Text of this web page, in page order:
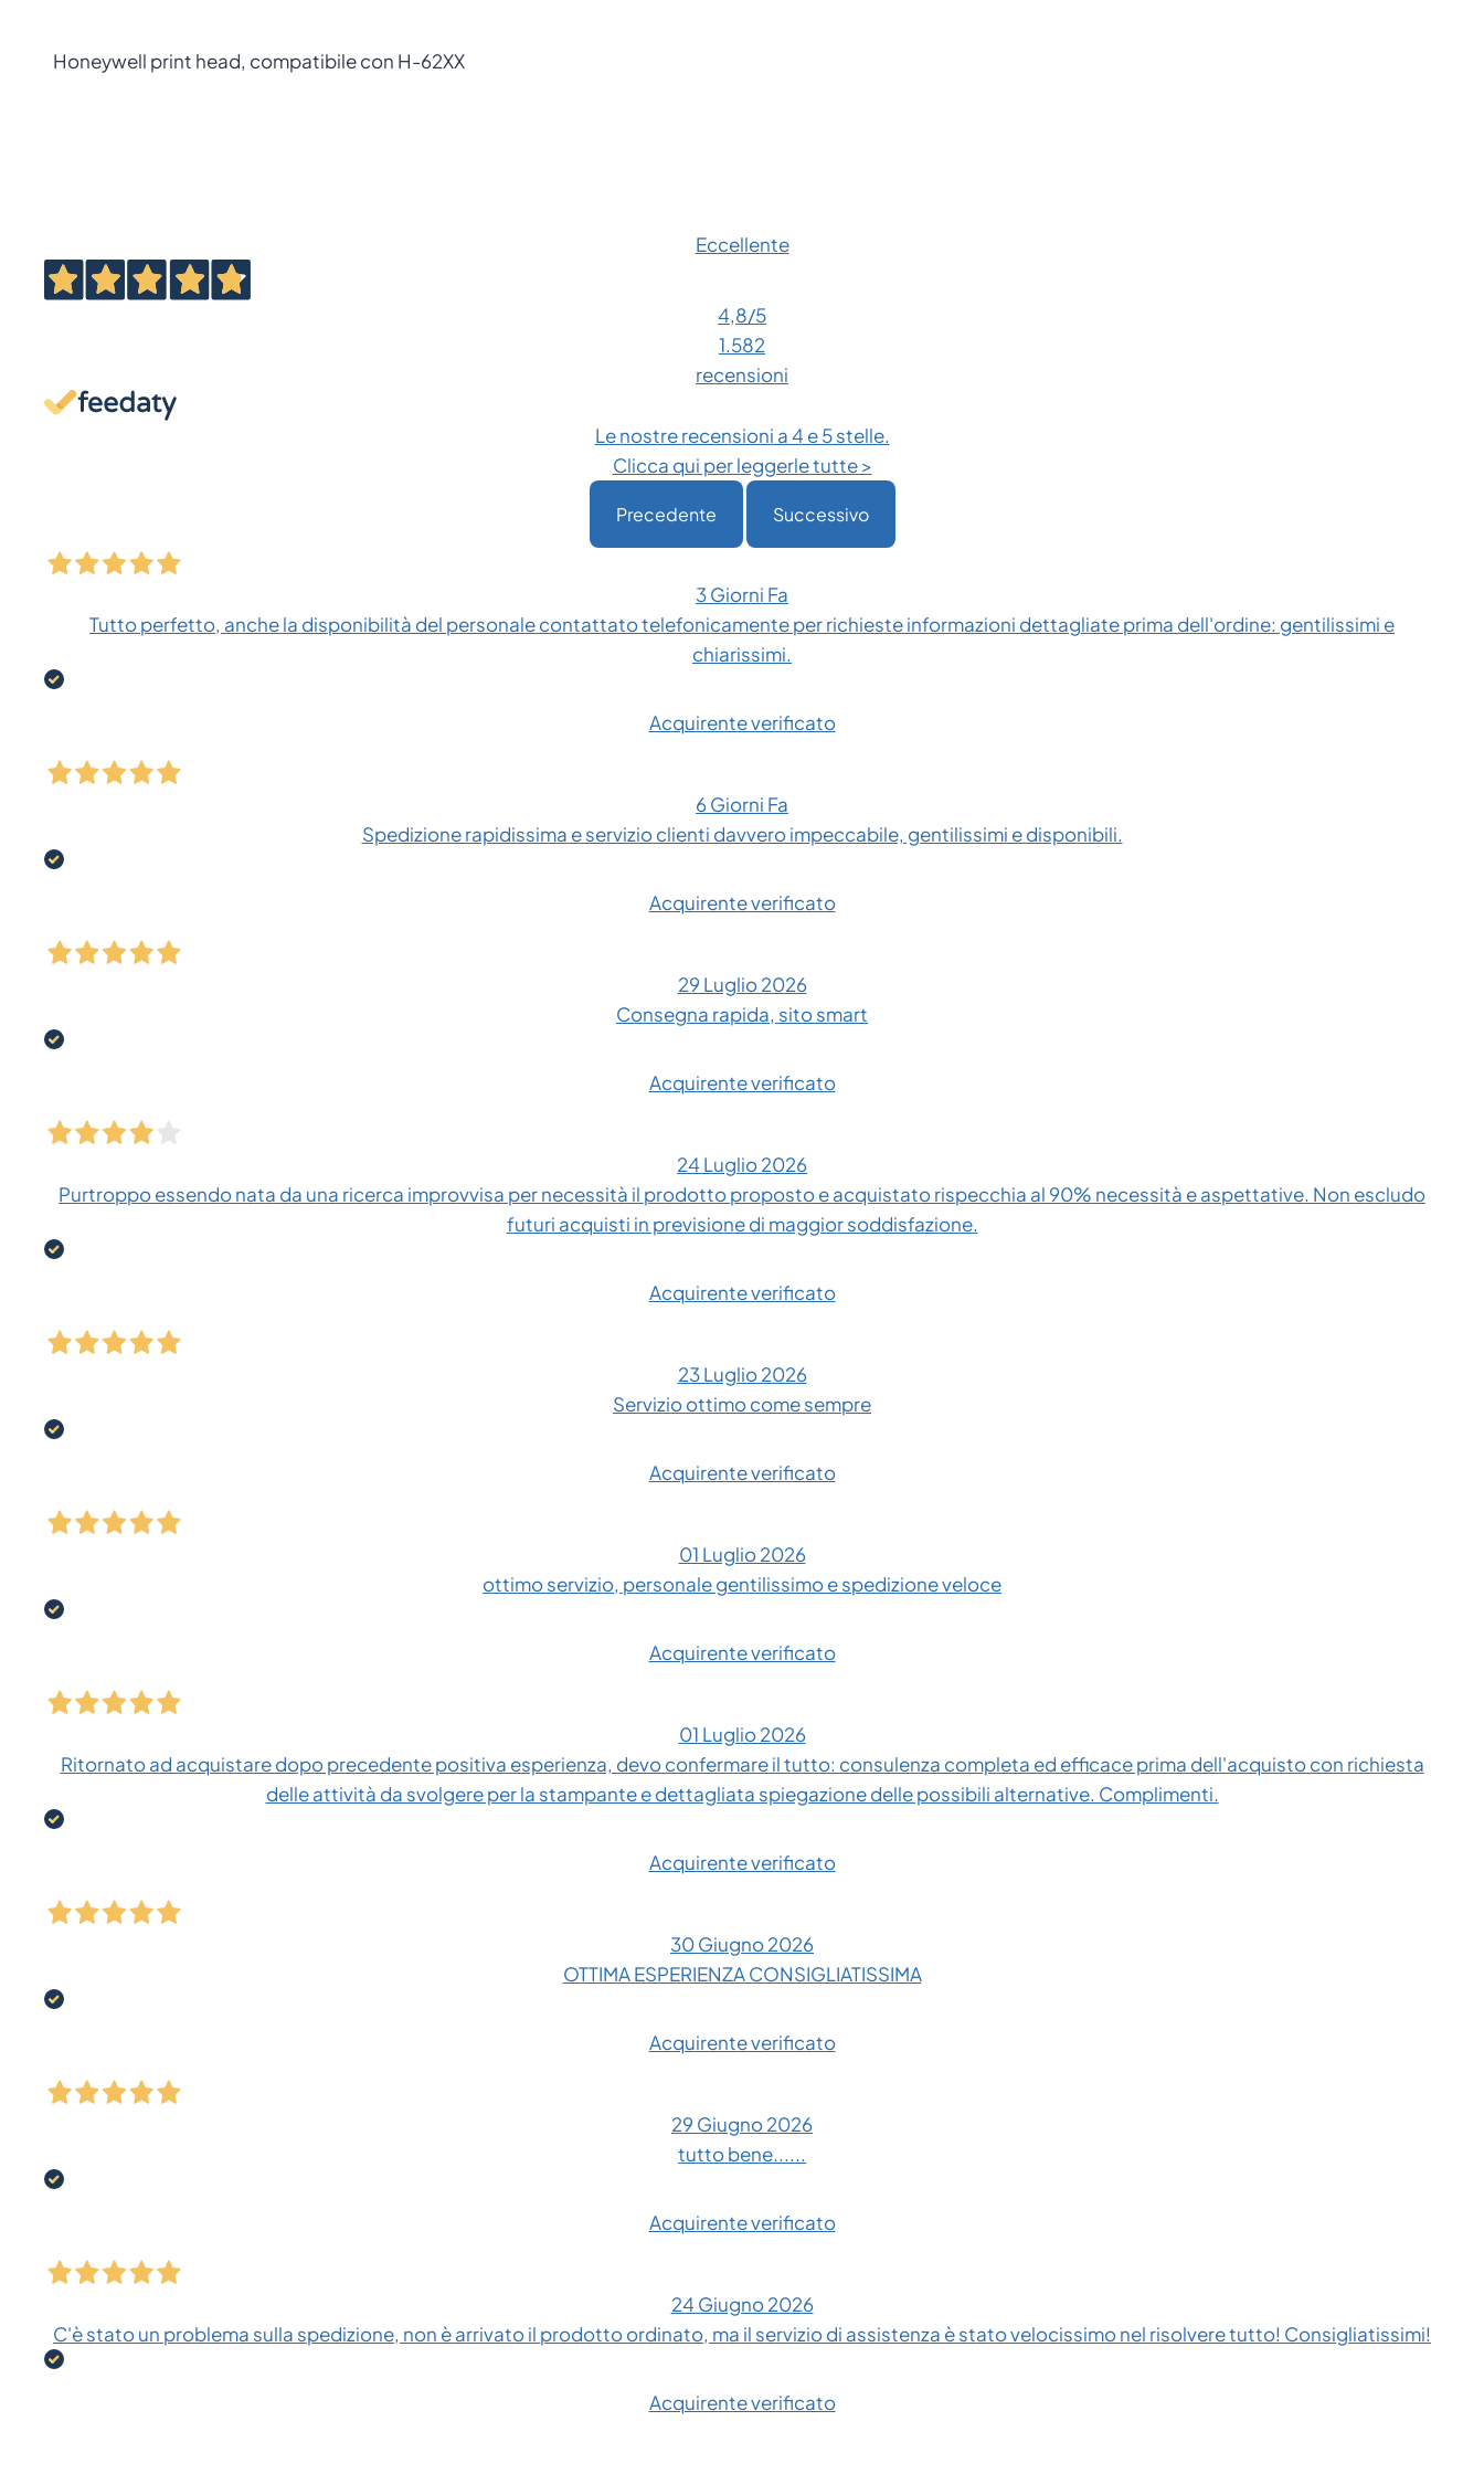
Honeywell print head, compatibile con H-62XX
Eccellente
4,8/5
1.582
recensioni
Le nostre recensioni a 4 e 5 stelle.
Clicca qui per leggerle tutte >
Precedente Successivo
3 Giorni Fa
Tutto perfetto, anche la disponibilità del personale contattato telefonicamente per richieste informazioni dettagliate prima dell'ordine: gentilissimi e
chiarissimi.
Acquirente verificato
6 Giorni Fa
Spedizione rapidissima e servizio clienti davvero impeccabile, gentilissimi e disponibili.
Acquirente verificato
29 Luglio 2026
Consegna rapida, sito smart
Acquirente verificato
24 Luglio 2026
Purtroppo essendo nata da una ricerca improvvisa per necessità il prodotto proposto e acquistato rispecchia al 90% necessità e aspettative. Non escludo
futuri acquisti in previsione di maggior soddisfazione.
Acquirente verificato
23 Luglio 2026
Servizio ottimo come sempre
Acquirente verificato
01 Luglio 2026
ottimo servizio, personale gentilissimo e spedizione veloce
Acquirente verificato
01 Luglio 2026
Ritornato ad acquistare dopo precedente positiva esperienza, devo confermare il tutto: consulenza completa ed efficace prima dell'acquisto con richiesta
delle attività da svolgere per la stampante e dettagliata spiegazione delle possibili alternative. Complimenti.
Acquirente verificato
30 Giugno 2026
OTTIMA ESPERIENZA CONSIGLIATISSIMA
Acquirente verificato
29 Giugno 2026
tutto bene......
Acquirente verificato
24 Giugno 2026
C'è stato un problema sulla spedizione, non è arrivato il prodotto ordinato, ma il servizio di assistenza è stato velocissimo nel risolvere tutto! Consigliatissimi!
Acquirente verificato